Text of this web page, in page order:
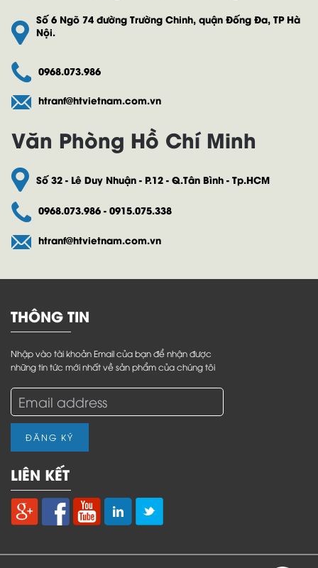
Số 6 Ngõ 74 đường Trường Chinh, quận Đống Đa, TP Hà
Nội.
0968.073.986
htranf@htvietnam.com.vn
Văn Phòng Hồ Chí Minh
Số 32 - Lê Duy Nhuận - P.12 - Q.Tân Bình - Tp.HCM
0968.073.986 - 0915.075.338
htranf@htvietnam.com.vn
THÔNG TIN
Nhập vào tài khoản Email của bạn để nhận được
những tin tức mới nhất về sản phẩm của chúng tôi
ĐĂNG KÝ
LIÊN KẾT